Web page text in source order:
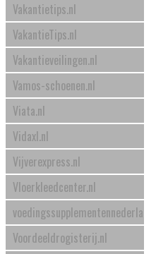
Vakantietips.nl
VakantieTips.nl
Vakantieveilingen.nl
Vamos-schoenen.nl
Viata.nl
Vidaxl.nl
Vijverexpress.nl
Vloerkleedcenter.nl
voedingssupplementennederland.nl
Voordeeldrogisterij.nl